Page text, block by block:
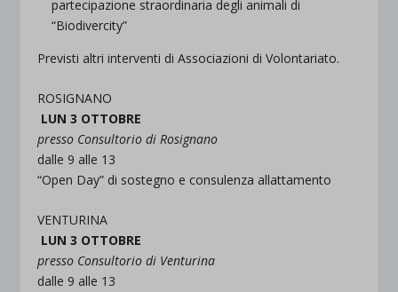
partecipazione straordinaria degli animali di
“Biodivercity”
Previsti altri interventi di Associazioni di Volontariato.
ROSIGNANO
LUN 3 OTTOBRE
presso Consultorio di Rosignano
dalle 9 alle 13
“Open Day” di sostegno e consulenza allattamento
VENTURINA
LUN 3 OTTOBRE
presso Consultorio di Venturina
dalle 9 alle 13